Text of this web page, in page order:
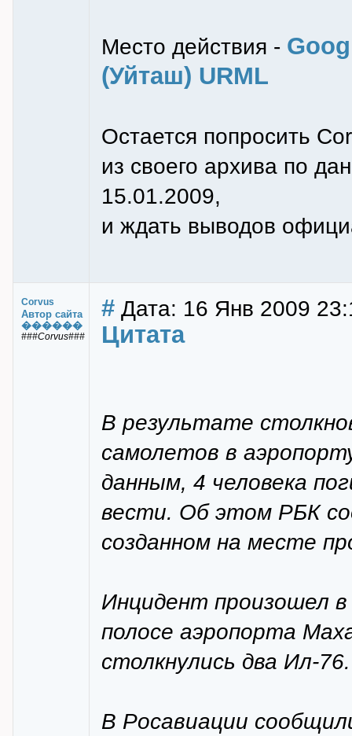
Место действия -
(Уйташ) URML
Остается попросить
из своего архива по
15.01.2009,
и ждать выводов
Corvus
Автор сайта
������
###Corvus###
# Дата: 16 Янв 2009
Цитата
В результате
самолетов в
данным, 4 человека
вести. Об этом РБК
созданном на месте
Инцидент произошел в
полосе аэропорта
столкнулись два Ил-76.
В Росавиации